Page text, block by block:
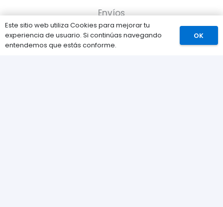
Comprar
Envíos
Métodos de pago
Este sitio web utiliza Cookies para mejorar tu
experiencia de usuario. Si continúas navegando
entendemos que estás conforme.
OK